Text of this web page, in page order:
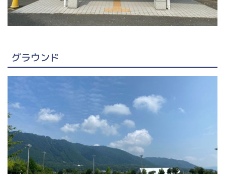
グラウンド